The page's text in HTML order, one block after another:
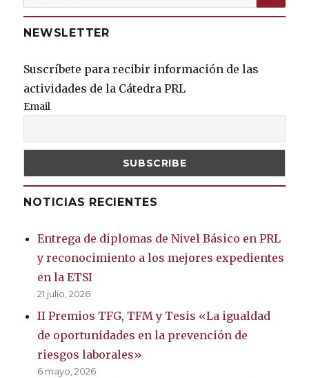
por:
NEWSLETTER
Suscríbete para recibir información de las
actividades de la Cátedra PRL
Email
NOTICIAS RECIENTES
Entrega de diplomas de Nivel Básico en PRL
y reconocimiento a los mejores expedientes
en la ETSI
21 julio, 2026
II Premios TFG, TFM y Tesis «La igualdad
de oportunidades en la prevención de
riesgos laborales»
6 mayo, 2026